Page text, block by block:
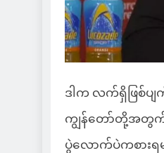
ဒါက လက်ရှိဖြစ်ပျ
ကျွန်တော်တို့အတွက်
ပွဲလောက်ပဲကစား